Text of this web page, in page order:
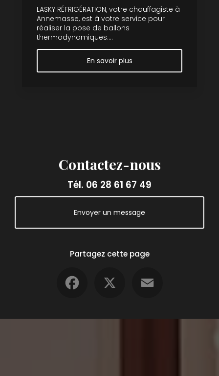
LASKY RÉFRIGÉRATION, votre chauffagiste à
Annemasse, est à votre service pour
réaliser la pose de ballons
thermodynamiques....
En savoir plus
Contactez-nous
Tél. 06 28 61 67 49
Envoyer un message
Partagez cette page